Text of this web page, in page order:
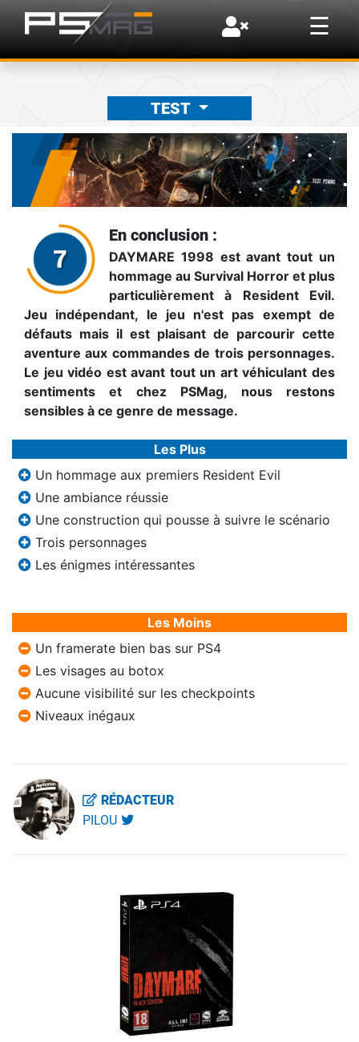
☰
×
TEST
En conclusion :
DAYMARE 1998 est avant tout un
hommage au Survival Horror et plus
particulièrement à Resident Evil.
Jeu indépendant, le jeu n'est pas exempt de
défauts mais il est plaisant de parcourir cette
aventure aux commandes de trois personnages.
Le jeu vidéo est avant tout un art véhiculant des
sentiments et chez PSMag, nous restons
sensibles à ce genre de message.
Les Plus
Un hommage aux premiers Resident Evil
Une ambiance réussie
Une construction qui pousse à suivre le scénario
Trois personnages
Les énigmes intéressantes
Les Moins
Un framerate bien bas sur PS4
Les visages au botox
Aucune visibilité sur les checkpoints
Niveaux inégaux
RÉDACTEUR
PILOU